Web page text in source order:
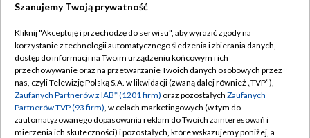
TVP
Abonament TVP
Emisja w TVP
Centrum informacji TVP
Regulamin TVP
Polityka prywatności
Moje zgody
Szanujemy Twoją prywatność
Kliknij "Akceptuję i przechodzę do serwisu", aby wyrazić zgody na
korzystanie z technologii automatycznego śledzenia i zbierania danych,
dostęp do informacji na Twoim urządzeniu końcowym i ich
przechowywanie oraz na przetwarzanie Twoich danych osobowych przez
nas, czyli Telewizję Polską S.A. w likwidacji (zwaną dalej również „TVP”),
Zaufanych Partnerów z IAB* (1201 firm) oraz pozostałych Zaufanych
Partnerów TVP (93 firm), w celach marketingowych (w tym do
zautomatyzowanego dopasowania reklam do Twoich zainteresowań i
mierzenia ich skuteczności) i pozostałych, które wskazujemy poniżej, a